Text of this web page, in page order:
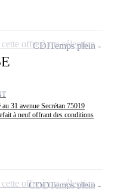
31 avenue Secrétan 75019
à neuf offrant des conditions
CDITemps plein
offre à ma sélection
CDDTemps plein
offre à ma sélection